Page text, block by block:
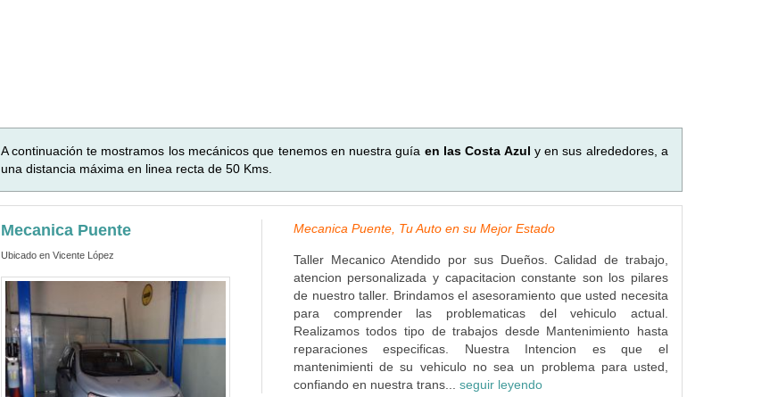
A continuación te mostramos los mecánicos que tenemos en nuestra guía en las Costa Azul y en sus alrededores, a
una distancia máxima en linea recta de 50 Kms.
Mecanica Puente
Ubicado en Vicente López
Mecanica Puente, Tu Auto en su Mejor Estado
Taller Mecanico Atendido por sus Dueños. Calidad de trabajo,
atencion personalizada y capacitacion constante son los pilares
de nuestro taller. Brindamos el asesoramiento que usted necesita
para comprender las problematicas del vehiculo actual.
Realizamos todos tipo de trabajos desde Mantenimiento hasta
reparaciones especificas. Nuestra Intencion es que el
mantenimienti de su vehiculo no sea un problema para usted,
confiando en nuestra trans... seguir leyendo